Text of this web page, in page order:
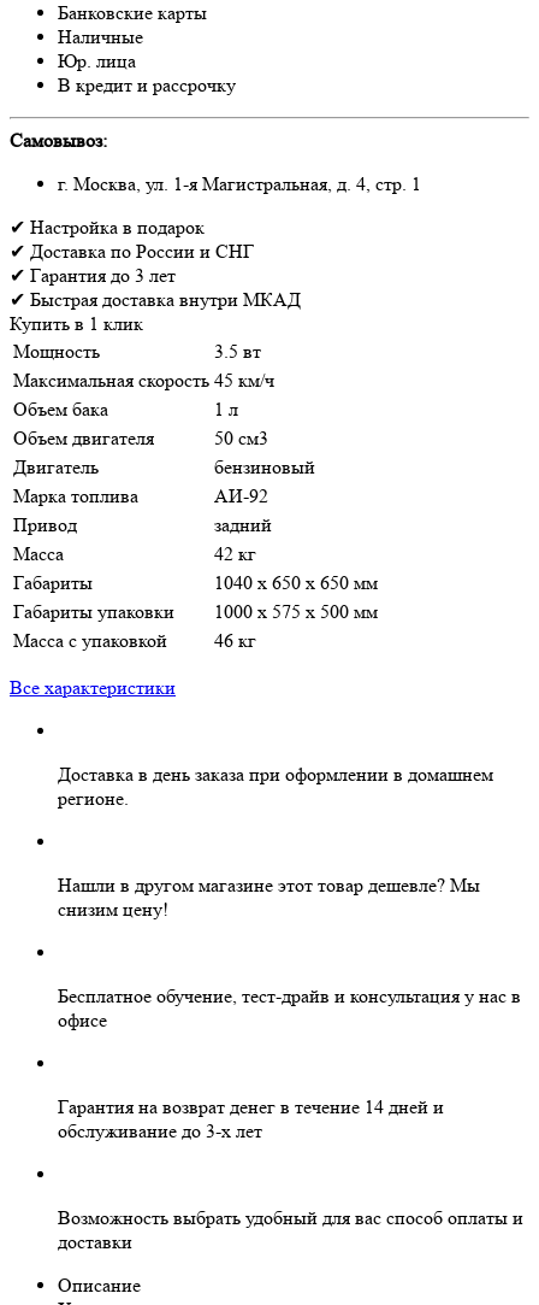
Банковские карты
Наличные
Юр. лица
В кредит и рассрочку
Самовывоз:
г. Москва, ул. 1-я Магистральная, д. 4, стр. 1
✔ Настройка в подарок
✔ Доставка по России и СНГ
✔ Гарантия до 3 лет
✔ Быстрая доставка внутри МКАД
Купить в 1 клик
Мощность
3.5 вт
Максимальная скорость 45 км/ч
Объем бака
1 л
Объем двигателя
50 см3
Двигатель
бензиновый
Марка топлива
АИ-92
Привод
задний
Масса
42 кг
Габариты
1040 х 650 х 650 мм
Габариты упаковки
1000 х 575 х 500 мм
Масса с упаковкой
46 кг
Все характеристики
Доставка в день заказа при оформлении в домашнем
регионе.
Нашли в другом магазине этот товар дешевле? Мы
снизим цену!
Бесплатное обучение, тест-драйв и консультация у нас в
офисе
Гарантия на возврат денег в течение 14 дней и
обслуживание до 3-х лет
Возможность выбрать удобный для вас способ оплаты и
доставки
Описание